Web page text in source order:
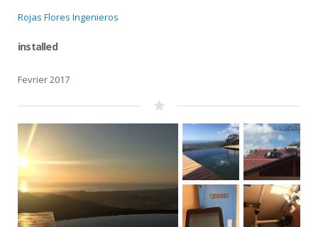
Rojas Flores Ingenieros
installed
Fevrier 2017